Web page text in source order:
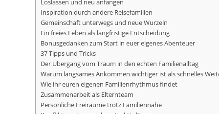
Loslassen und neu anfangen
Inspiration durch andere Reisefamilien
Gemeinschaft unterwegs und neue Wurzeln
Ein freies Leben als langfristige Entscheidung
Bonusgedanken zum Start in euer eigenes Abenteuer
37 Tipps und Tricks
Der Übergang vom Traum in den echten Familienalltag
Warum langsames Ankommen wichtiger ist als schnelles
Wie ihr euren eigenen Familienrhythmus findet
Zusammenarbeit als Elternteam
Persönliche Freiräume trotz Familiennähe